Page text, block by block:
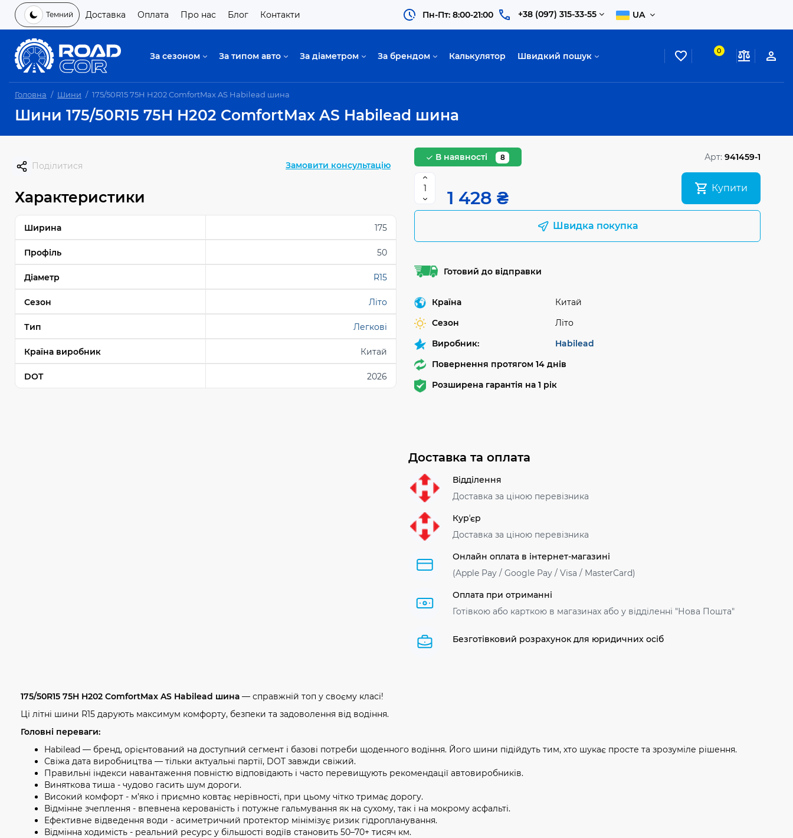
Темний Доставка Оплата Про нас Блог Контакти Пн-Пт: 8:00-21:00 +38 (097) 315-33-55 UA
За сезоном За типом авто За діаметром За брендом Калькулятор Швидкий пошук 0
Головна Шини 175/50R15 75H H202 ComfortMax AS Habilead шина
Шини 175/50R15 75H H202 ComfortMax AS Habilead шина
Поділитися Замовити консультацію
Характеристики
Ширина 175
Профіль 50
Діаметр R15
Сезон Літо
Тип Легкові
Країна виробник Китай
DOT 2026
В наявності 8 Арт: 941459-1
1 428 ₴ Купити
Швидка покупка
Готовий до відправки
Країна
Китай
Сезон
Літо
Виробник:
Habilead
Повернення протягом 14 днів
Розширена гарантія на 1 рік
Доставка та оплата
Відділення
Доставка за ціною перевізника
Курʼєр
Доставка за ціною перевізника
Онлайн оплата в інтернет-магазині
(Apple Pay / Google Pay / Visa / MasterСard)
Оплата при отриманні
Готівкою або карткою в магазинах або у відділенні "Нова Пошта"
Безготівковий розрахунок для юридичних осіб
175/50R15 75H H202 ComfortMax AS Habilead шина — справжній топ у своєму класі!
Ці літні шини R15 дарують максимум комфорту, безпеки та задоволення від водіння.
Головні переваги:
Habilead — бренд, орієнтований на доступний сегмент і базові потреби щоденного водіння. Його шини підійдуть тим, хто шукає просте та зрозуміле рішення.
Свіжа дата виробництва — тільки актуальні партії, DOT завжди свіжий.
Правильні індекси навантаження повністю відповідають і часто перевищують рекомендації автовиробників.
Виняткова тиша - чудово гасить шум дороги.
Високий комфорт - м’яко і приємно ковтає нерівності, при цьому чітко тримає дорогу.
Відмінне зчеплення - впевнена керованість і потужне гальмування як на сухому, так і на мокрому асфальті.
Ефективне відведення води - асиметричний протектор мінімізує ризик гідропланування.
Відмінна ходимість - реальний ресурс у більшості водіїв становить 50–70+ тисяч км.